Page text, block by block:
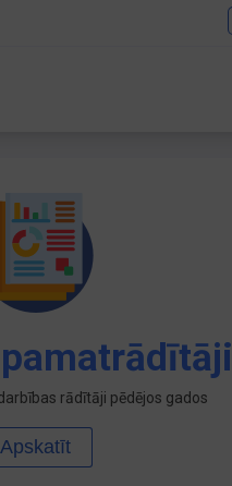
rādītāji pēdējos gados
Apskatīt